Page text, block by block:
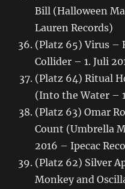
Bill (Halloween
Lauren Records)
(Platz 65) Virus –
Collider – 1. Juli
(Platz 64) Ritual
(Into the Water –
(Platz 63) Omar
Count (Umbrella
2016 – Ipecac
(Platz 62) Silver
Monkey and